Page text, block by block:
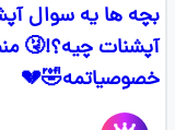
بچه ها یه سوال
آپشنات چیه؟!🤧
خصوصیاتمه🤣💔